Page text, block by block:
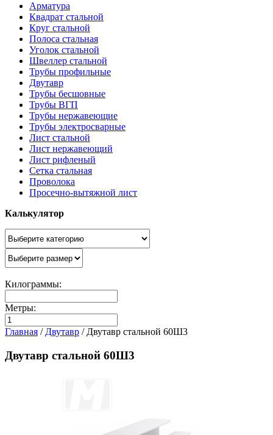
Арматура
Квадрат стальной
Круг стальной
Полоса стальная
Уголок стальной
Швеллер стальной
Трубы профильные
Двутавр
Трубы бесшовные
Трубы ВГП
Трубы нержавеющие
Трубы электросварные
Лист стальной
Лист нержавеющий
Лист рифленый
Сетка стальная
Проволока
Просечно-вытяжной лист
Калькулятор
Килограммы:
Метры:
Главная / Двутавр / Двутавр стальной 60Ш3
Двутавр стальной 60Ш3